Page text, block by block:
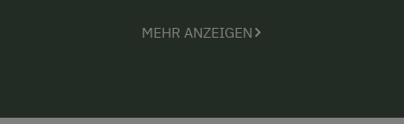
geachtet, alte Holzelemente zu erhalten und mit
MEHR ANZEIGEN